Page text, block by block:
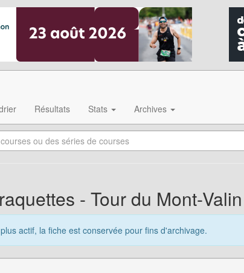
Résultats Stats Archives
- Tour du Mont-Valin
actif, la fiche est conservée pour fins d'archivage.